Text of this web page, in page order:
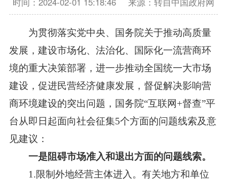
为贯彻落实党中央、国务院关于推动高质量
发展，建设市场化、法治化、国际化一流营商环
境的重大决策部署，进一步推动全国统一大市场
建设，促进民营经济健康发展，督促解决影响营
商环境建设的突出问题，国务院“互联网+督查”平
台从即日起面向社会征集5个方面的问题线索及意
见建议：
一是阻碍市场准入和退出方面的问题线索。
1.限制外地经营主体进入。有关地方和单位